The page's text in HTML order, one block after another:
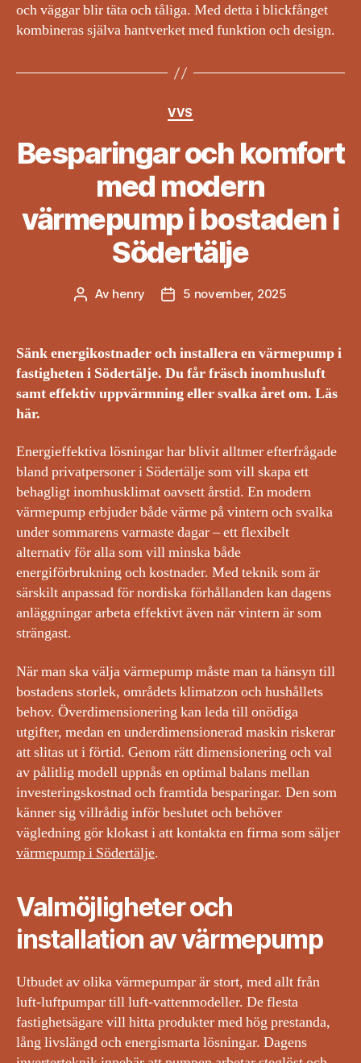
och väggar blir täta och tåliga. Med detta i blickfånget
kombineras själva hantverket med funktion och design.
Kategorier
VVS
Besparingar och komfort
med modern
värmepump i bostaden i
Södertälje
Inläggsförfattare
Av henry Inläggsdatum
5 november, 2025
Sänk energikostnader och installera en värmepump i
fastigheten i Södertälje. Du får fräsch inomhusluft
samt effektiv uppvärmning eller svalka året om. Läs
här.
Energieffektiva lösningar har blivit alltmer efterfrågade
bland privatpersoner i Södertälje som vill skapa ett
behagligt inomhusklimat oavsett årstid. En modern
värmepump erbjuder både värme på vintern och svalka
under sommarens varmaste dagar – ett flexibelt
alternativ för alla som vill minska både
energiförbrukning och kostnader. Med teknik som är
särskilt anpassad för nordiska förhållanden kan dagens
anläggningar arbeta effektivt även när vintern är som
strängast.
När man ska välja värmepump måste man ta hänsyn till
bostadens storlek, områdets klimatzon och hushållets
behov. Överdimensionering kan leda till onödiga
utgifter, medan en underdimensionerad maskin riskerar
att slitas ut i förtid. Genom rätt dimensionering och val
av pålitlig modell uppnås en optimal balans mellan
investeringskostnad och framtida besparingar. Den som
känner sig villrådig inför beslutet och behöver
vägledning gör klokast i att kontakta en firma som säljer
värmepump i Södertälje.
Valmöjligheter och
installation av värmepump
Utbudet av olika värmepumpar är stort, med allt från
luft-luftpumpar till luft-vattenmodeller. De flesta
fastighetsägare vill hitta produkter med hög prestanda,
lång livslängd och energismarta lösningar. Dagens